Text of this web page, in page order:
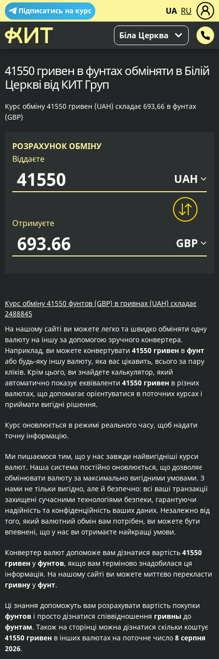
Підписатись на курс UA RU
Біла Церква
41550 гривен в фунтах обміняти в Білій
Церкві від КИТ Груп
Курс обміну 41550 гривен (UAH) складає 693,66 в фунтах
(GBP)
РОЗРАХУНОК ОБМІНУ
Віддаєте
UAH
Отримуєте
GBP
Курс обміну 41550 фунтов (GBP) в гривнах (UAH) складає
2488845
На нашому сайті ви можете легко та швидко обміняти одну
валюту на іншу за допомогою зручного конвертера.
Наприклад, ви можете конвертувати 41550 гривен в фунт
або будь-яку іншу валюту, яка вас цікавить, всього за пару
кліків. Крім цього, ви знайдете калькулятор, який
автоматично показує еквіваленти 41550 гривен в різних
валютах, що допомагає орієнтуватися в поточних курсах і
приймати вигідні рішення.
Курс оновлюється в режимі реального часу, щоб надати
точну інформацію.
Ми пишаємося тим, що у нас завжди найвигідніші курси
валют. Наша система постійно оновлюється, що дозволяє
обмінювати валюту за максимально вигідними умовами. З
нами не тільки вигідно, але й безпечно: всі ваші транзакції
захищені сучасними технологіями безпеки, гарантуючи
надійність та конфіденційність ваших даних. Незалежно від
того, який валютний обмін вам потрібен, ви можете бути
впевнені, що у нас ви отримаєте найкращі умови.
Конвертер валют допоможе вам дізнатися вартість 41550
гривен у фунтов, якщо вам терміново знадобилася ця
інформація. На нашому сайті ви можете миттєво перекласти
гривну у фунт.
Ці знання допоможуть вам розрахувати вартість покупки
фунтов і просто дізнатися співвідношення гривны до
фунтам. Також на сторінці можна дізнатися скільки коштує
41550 гривен в інших валютах на поточне число 8 серпня
2026.